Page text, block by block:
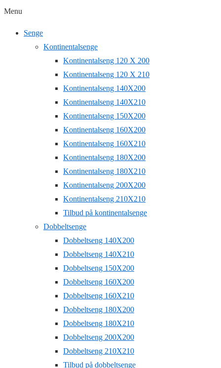
Menu
Senge
Kontinentalsenge
Kontinentalseng 120 X 200
Kontinentalseng 120 X 210
Kontinentalseng 140X200
Kontinentalseng 140X210
Kontinentalseng 150X200
Kontinentalseng 160X200
Kontinentalseng 160X210
Kontinentalseng 180X200
Kontinentalseng 180X210
Kontinentalseng 200X200
Kontinentalseng 210X210
Tilbud på kontinentalsenge
Dobbeltsenge
Dobbeltseng 140X200
Dobbeltseng 140X210
Dobbeltseng 150X200
Dobbeltseng 160X200
Dobbeltseng 160X210
Dobbeltseng 180X200
Dobbeltseng 180X210
Dobbeltseng 200X200
Dobbeltseng 210X210
Tilbud på dobbeltsenge